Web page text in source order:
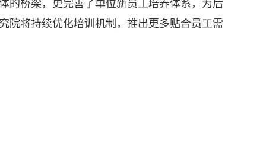
的桥梁，更完善了单位新员工培养体系，为后
院将持续优化培训机制，推出更多贴合员工需